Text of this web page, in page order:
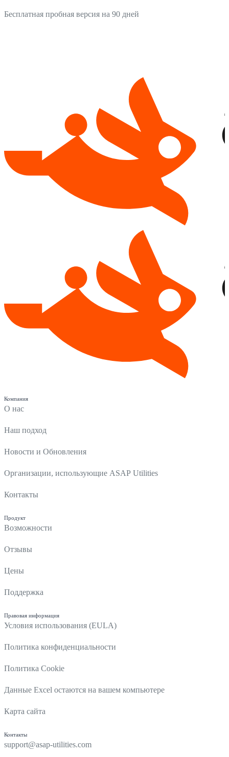
Бесплатная пробная версия на 90 дней
Компания
О нас
Наш подход
Новости и Обновления
Организации, использующие ASAP Utilities
Контакты
Продукт
Возможности
Отзывы
Цены
Поддержка
Правовая информация
Условия использования (EULA)
Политика конфиденциальности
Политика Cookie
Данные Excel остаются на вашем компьютере
Карта сайта
Контакты
support@asap-utilities.com